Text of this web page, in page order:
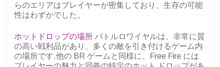
らのエリアはプレイヤーが密集しており、生存の可能
性はわずかでした。
ホットドロップの場所 バトルロワイヤルは、非常に質
の高い戦利品があり、多くの敵を引き付けるゲーム内
の場所です.他の BR ゲームと同様に、Free Fire には